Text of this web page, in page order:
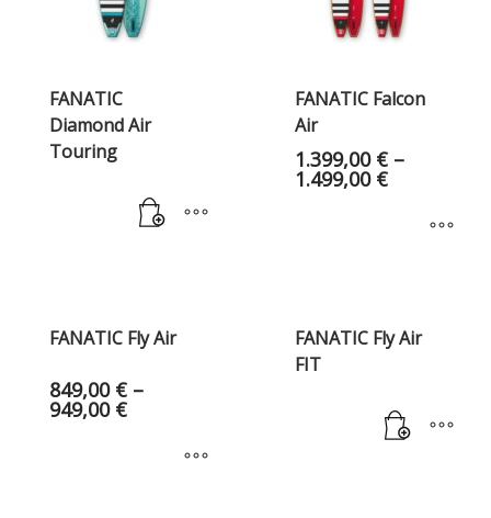
FANATIC
Diamond Air
Touring
FANATIC Falcon
Air
1.399,00 € –
1.499,00 €
FANATIC Fly Air
849,00 € –
949,00 €
FANATIC Fly Air
FIT